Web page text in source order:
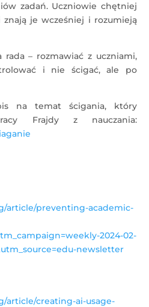
zadań. Uczniowie chętniej
znają je wcześniej i rozumieją
rada – rozmawiać z uczniami,
i nie ścigać, ale po
na temat ścigania, który
Frajdy z nauczania:
article/preventing-academic-
2024-02-
newsletter
article/creating-ai-usage-